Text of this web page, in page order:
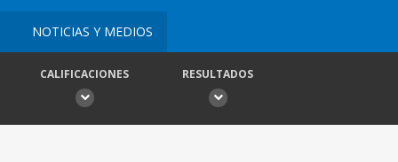
NOTICIAS Y MEDIOS
CALIFICACIONES RESULTADOS